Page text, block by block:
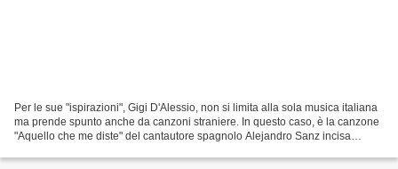
Per le sue "ispirazioni", Gigi D'Alessio, non si limita alla sola musica italiana
ma prende spunto anche da canzoni straniere. In questo caso, è la canzone
"Aquello che me diste" del cantautore spagnolo Alejandro Sanz incisa